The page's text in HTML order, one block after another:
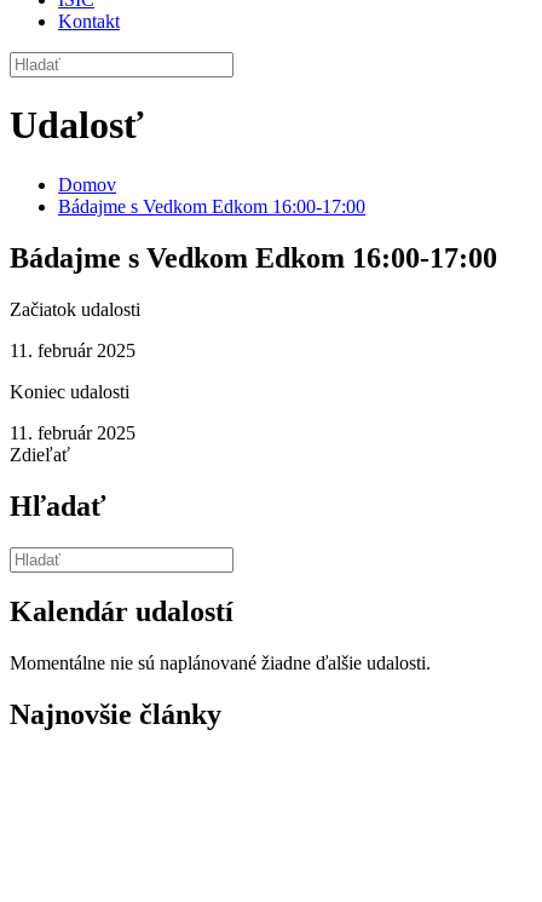
Kontakt
Udalosť
Domov
Bádajme s Vedkom Edkom 16:00-17:00
Bádajme s Vedkom Edkom 16:00-17:00
Začiatok udalosti
11. február 2025
Koniec udalosti
11. február 2025
Zdieľať
Hľadať
Kalendár udalostí
Momentálne nie sú naplánované žiadne ďalšie udalosti.
Najnovšie články